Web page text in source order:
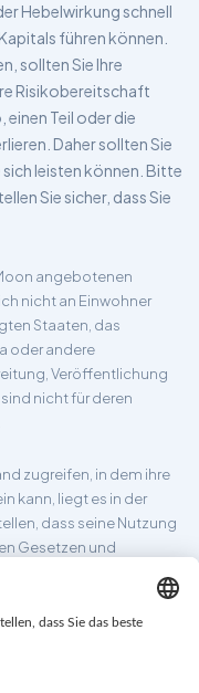
Hebelwirkung schnell
führen können.
sollten Sie Ihre
Risikobereitschaft
Teil oder die
Daher sollten Sie
sich leisten können. Bitte
Sie sicher, dass Sie
angebotenen
nicht an Einwohner
Staaten, das
oder andere
Veröffentlichung
nicht für deren
zugreifen, in dem ihre
kann, liegt es in der
dass seine Nutzung
Gesetzen und
für alle